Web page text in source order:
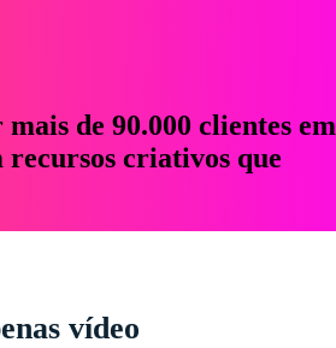
de 90.000 clientes em
recursos criativos que
vídeo